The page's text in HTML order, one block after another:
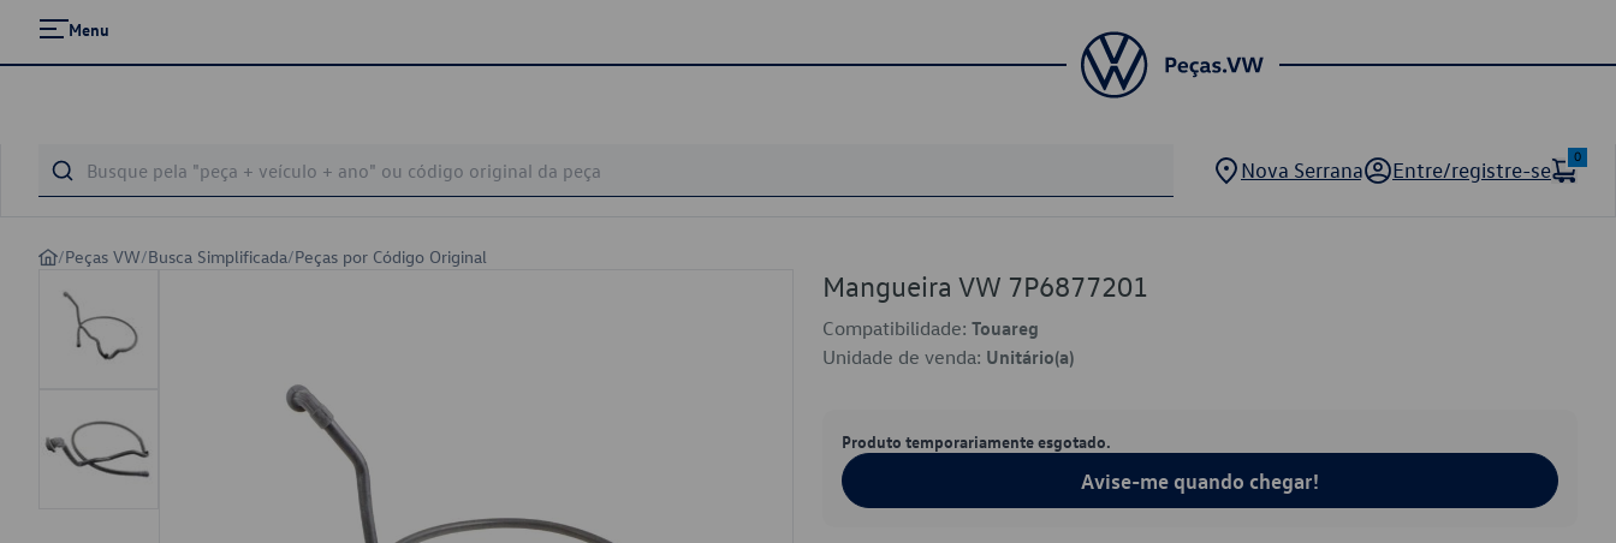
Menu
Nova Serrana Entre/registre-se
0
/Peças VW/Busca Simplificada/Peças por Código Original
Mangueira VW 7P6877201
Compatibilidade: Touareg
Unidade de venda: Unitário(a)
Produto temporariamente esgotado.
Avise-me quando chegar!